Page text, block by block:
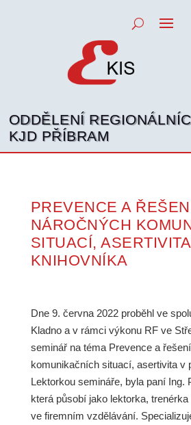
ODDĚLENÍ
KJD PŘÍBRAM
PREVENCE A
NÁROČNÝCH
SITUACÍ,
KNIHOVNÍKA
Dne 9. června 2022 proběhl ve
Kladno a v rámci výkonu RF ve
seminář na téma Prevence a
komunikačních situací, asertivita v
Lektorkou semináře, byla paní Ing.
která působí jako lektorka,
ve firemním vzdělávání.